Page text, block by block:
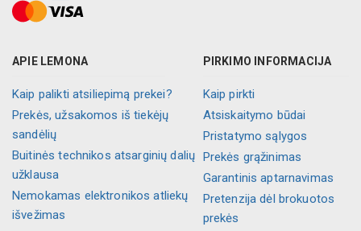
APIE LEMONA
Kaip palikti atsiliepimą prekei?
Prekės, užsakomos iš tiekėjų
sandėlių
Buitinės technikos atsarginių dalių
užklausa
Nemokamas elektronikos atliekų
išvežimas
PIRKIMO INFORMACIJA
Kaip pirkti
Atsiskaitymo būdai
Pristatymo sąlygos
Prekės grąžinimas
Garantinis aptarnavimas
Pretenzija dėl brokuotos
prekės